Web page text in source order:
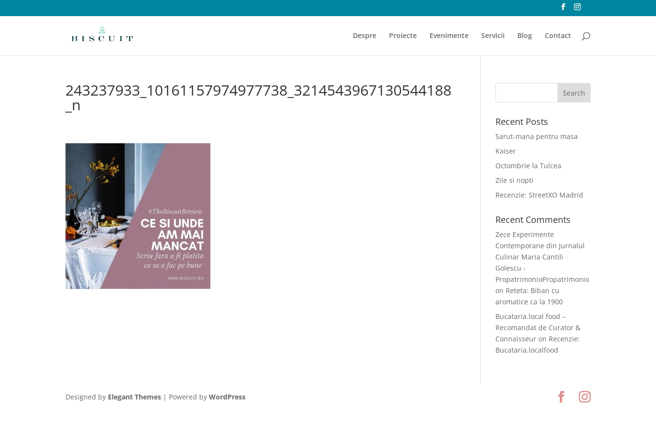
Despre Proiecte Evenimente Servicii Blog Contact
243237933_10161157974977738_3214543967130544188
_n
Recent Posts
Sarut-mana pentru masa
Kaiser
Octombrie la Tulcea
Zile si nopti
Recenzie: StreetXO Madrid
Recent Comments
Zece Experimente
Contemporane din Jurnalul
Culinar Maria Cantili
Golescu -
PropatrimonioPropatrimonio
on Reteta: Biban cu
aromatice ca la 1900
Bucataria.local food –
Recomandat de Curator &
Connaisseur on Recenzie:
Bucataria.localfood
Designed by Elegant Themes | Powered byWordPress